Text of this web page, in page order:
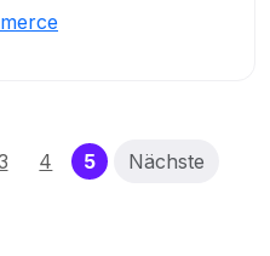
4 5(current)
Nächste